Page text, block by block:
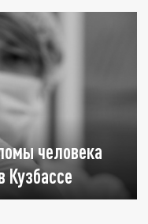
человека
Кузбассе